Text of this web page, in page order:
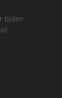
tijden